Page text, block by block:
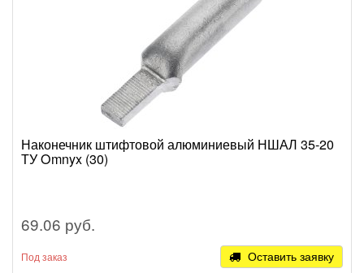
Наконечник штифтовой алюминиевый НШАЛ 35-20
ТУ Omnyx (30)
69.06 руб.
Под заказ Оставить заявку